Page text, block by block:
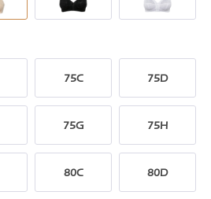
75C 75D
75G 75H
80C 80D